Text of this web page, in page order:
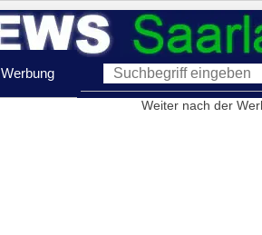
Werbung
Weiter nach der